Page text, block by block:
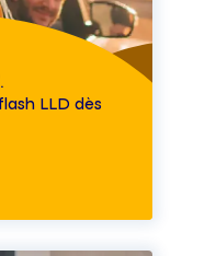
LLD dès